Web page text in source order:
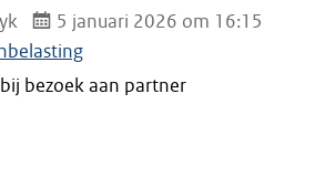
5 januari 2026 om 16:15
bezoek aan partner